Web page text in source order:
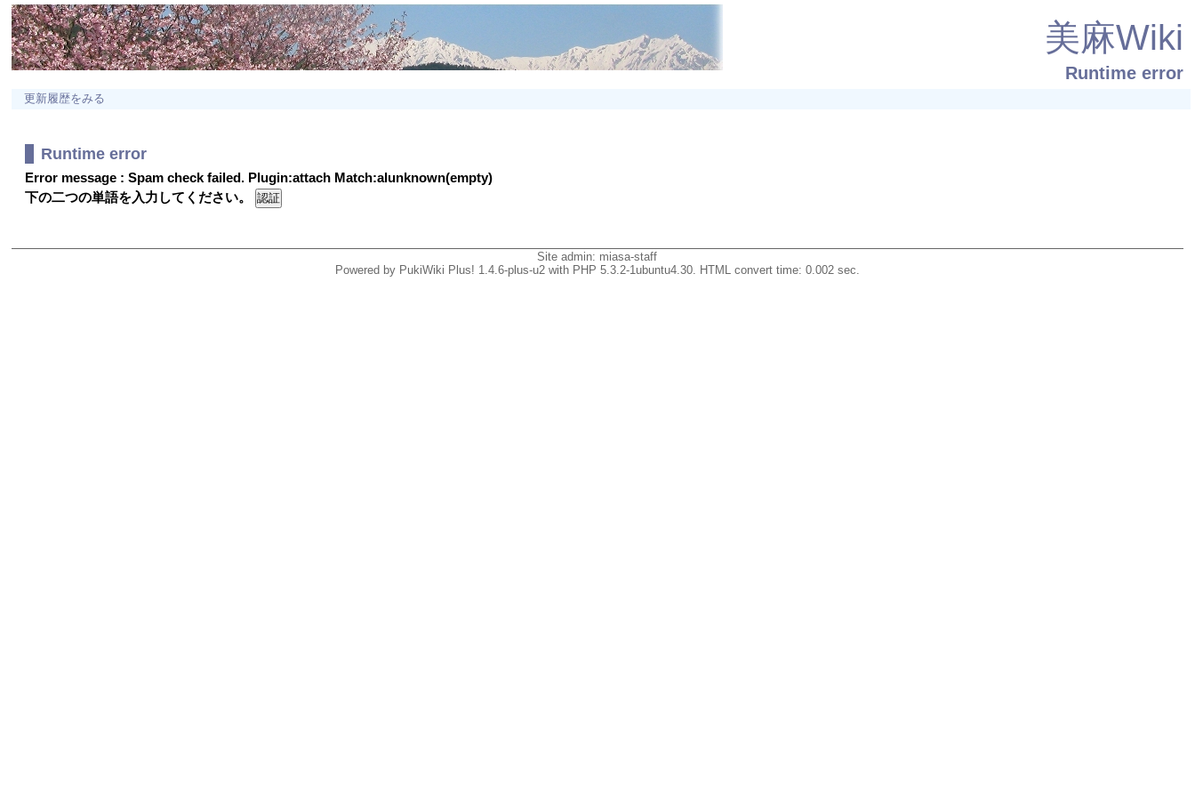
美麻Wiki
Runtime error
更新履歴をみる
Runtime error
Error message : Spam check failed. Plugin:attach Match:alunknown(empty)
下の二つの単語を入力してください。
Site admin: miasa-staff
Powered by PukiWiki Plus! 1.4.6-plus-u2 with PHP 5.3.2-1ubuntu4.30. HTML convert time: 0.002 sec.